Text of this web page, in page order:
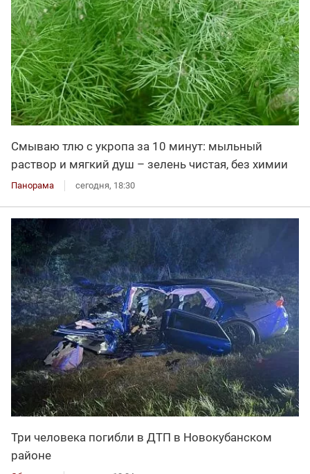
Смываю тлю с укропа за 10 минут: мыльный
раствор и мягкий душ – зелень чистая, без химии
Панорама сегодня, 18:30
Три человека погибли в ДТП в Новокубанском
районе